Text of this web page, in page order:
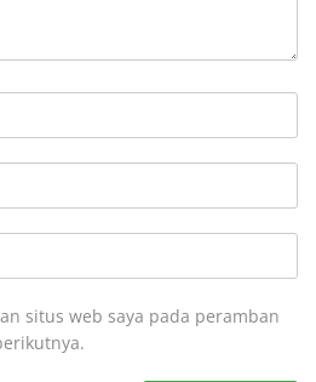
situs web saya pada peramban